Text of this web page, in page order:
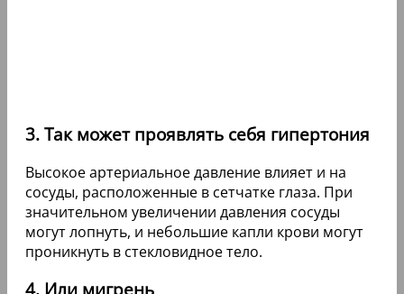
3. Так может проявлять себя гипертония
Высокое артериальное давление влияет и на
сосуды, расположенные в сетчатке глаза. При
значительном увеличении давления сосуды
могут лопнуть, и небольшие капли крови могут
проникнуть в стекловидное тело.
4. Или мигрень